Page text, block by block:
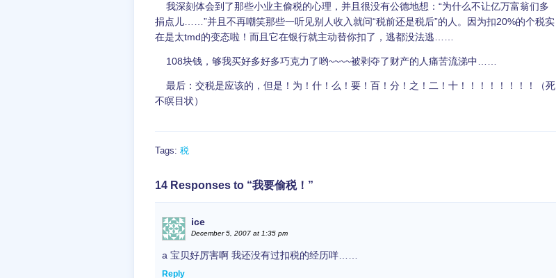
我深刻体会到了那些小业主偷税的心理，并且很没有公德地想：“为什么不让亿万富翁们多
捐点儿……”并且不再嘲笑那些一听见别人收入就问“税前还是税后”的人。因为扣20%的个税实
在是太tmd的变态啦！而且它在银行就主动替你扣了，逃都没法逃……
108块钱，够我买好多好多巧克力了哟~~~~被剥夺了财产的人痛苦流涕中……
最后：交税是应该的，但是！为！什！么！要！百！分！之！二！十！！！！！！！！（死
不瞑目状）
Tags: 税
14 Responses to “我要偷税！”
ice
December 5, 2007 at 1:35 pm
a 宝贝好厉害啊 我还没有过扣税的经历咩……
Reply